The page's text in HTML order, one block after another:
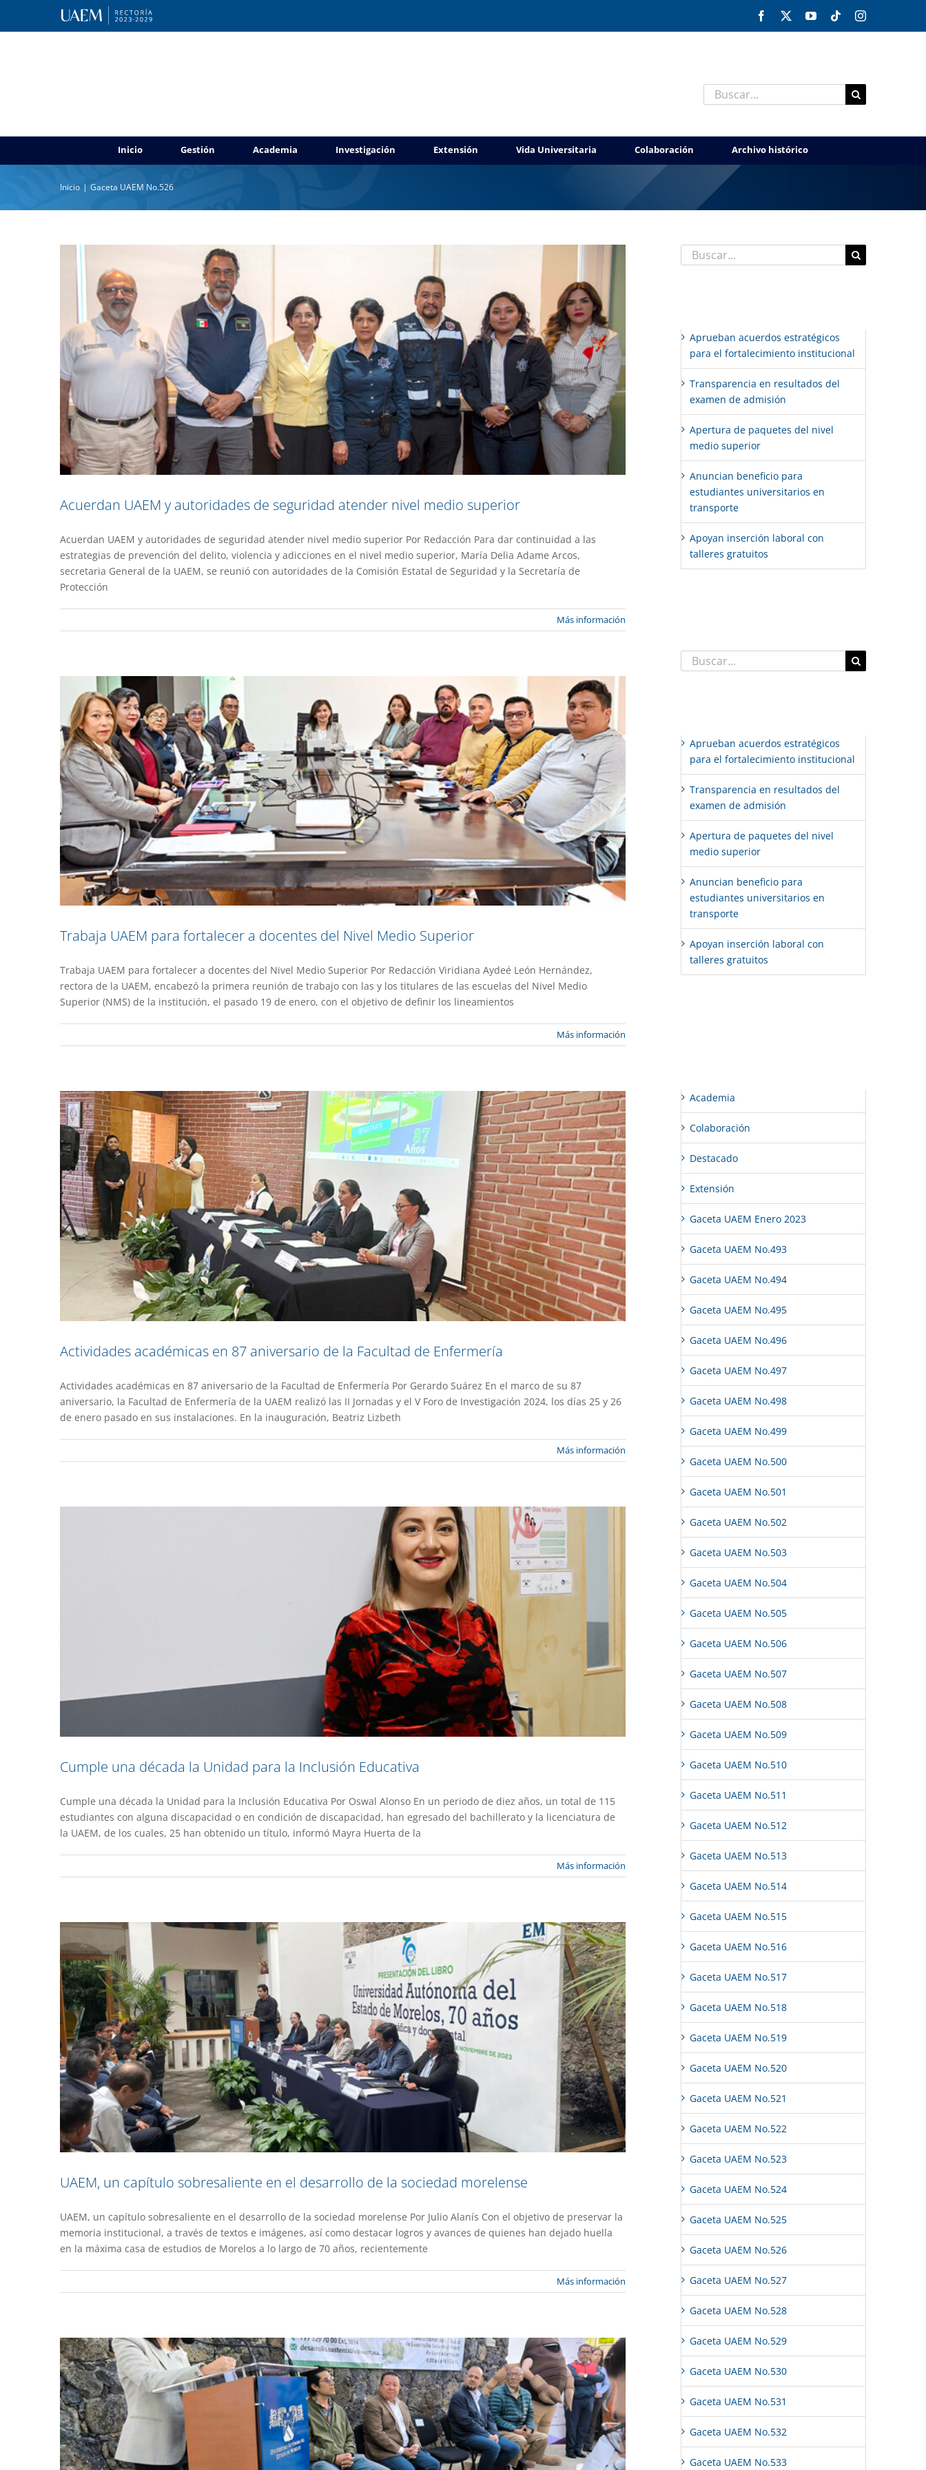
Facebook YouTubeTiktokInstagram
Buscar:
Inicio Gestión Academia Investigación Extensión Vida Universitaria Colaboración Archivo histórico
Inicio Gaceta UAEM No.526
Acuerdan UAEM y autoridades de seguridad atender nivel medio superior
Gaceta UAEM No.526
Acuerdan UAEM y autoridades de seguridad atender nivel medio superior
Acuerdan UAEM y autoridades de seguridad atender nivel medio superior Por Redacción Para dar continuidad a las
estrategias de prevención del delito, violencia y adicciones en el nivel medio superior, María Delia Adame Arcos,
secretaria General de la UAEM, se reunió con autoridades de la Comisión Estatal de Seguridad y la Secretaría de
Protección
Más información
Trabaja UAEM para fortalecer a docentes del Nivel Medio Superior
Trabaja UAEM para fortalecer a docentes del Nivel Medio Superior
Trabaja UAEM para fortalecer a docentes del Nivel Medio Superior Por Redacción Viridiana Aydeé León Hernández,
rectora de la UAEM, encabezó la primera reunión de trabajo con las y los titulares de las escuelas del Nivel Medio
Superior (NMS) de la institución, el pasado 19 de enero, con el objetivo de definir los lineamientos
Más información
Actividades académicas en 87 aniversario de la Facultad de Enfermería
Gaceta UAEM No.526 Gestión
Actividades académicas en 87 aniversario de la Facultad de Enfermería
Actividades académicas en 87 aniversario de la Facultad de Enfermería Por Gerardo Suárez En el marco de su 87
aniversario, la Facultad de Enfermería de la UAEM realizó las II Jornadas y el V Foro de Investigación 2024, los días 25 y 26
de enero pasado en sus instalaciones. En la inauguración, Beatriz Lizbeth
Más información
Cumple una década la Unidad para la Inclusión Educativa
Gaceta UAEM No.526 Gestión
Cumple una década la Unidad para la Inclusión Educativa
Cumple una década la Unidad para la Inclusión Educativa Por Oswal Alonso En un periodo de diez años, un total de 115
estudiantes con alguna discapacidad o en condición de discapacidad, han egresado del bachillerato y la licenciatura de
la UAEM, de los cuales, 25 han obtenido un título, informó Mayra Huerta de la
Más información
UAEM, un capítulo sobresaliente en el desarrollo de la sociedad morelense
Gaceta UAEM No.526 Gestión
UAEM, un capítulo sobresaliente en el desarrollo de la sociedad morelense
UAEM, un capítulo sobresaliente en el desarrollo de la sociedad morelense Por Julio Alanís Con el objetivo de preservar la
memoria institucional, a través de textos e imágenes, así como destacar logros y avances de quienes han dejado huella
en la máxima casa de estudios de Morelos a lo largo de 70 años, recientemente
Más información
Inicia campaña de acopio de árboles de navidad 2024
Academia Gaceta UAEM No.526
Buscar:
Aprueban acuerdos estratégicos
para el fortalecimiento institucional
Transparencia en resultados del
examen de admisión
Apertura de paquetes del nivel
medio superior
Anuncian beneficio para
estudiantes universitarios en
transporte
Apoyan inserción laboral con
talleres gratuitos
Buscar:
Aprueban acuerdos estratégicos
para el fortalecimiento institucional
Transparencia en resultados del
examen de admisión
Apertura de paquetes del nivel
medio superior
Anuncian beneficio para
estudiantes universitarios en
transporte
Apoyan inserción laboral con
talleres gratuitos
Academia
Colaboración
Destacado
Extensión
Gaceta UAEM Enero 2023
Gaceta UAEM No.493
Gaceta UAEM No.494
Gaceta UAEM No.495
Gaceta UAEM No.496
Gaceta UAEM No.497
Gaceta UAEM No.498
Gaceta UAEM No.499
Gaceta UAEM No.500
Gaceta UAEM No.501
Gaceta UAEM No.502
Gaceta UAEM No.503
Gaceta UAEM No.504
Gaceta UAEM No.505
Gaceta UAEM No.506
Gaceta UAEM No.507
Gaceta UAEM No.508
Gaceta UAEM No.509
Gaceta UAEM No.510
Gaceta UAEM No.511
Gaceta UAEM No.512
Gaceta UAEM No.513
Gaceta UAEM No.514
Gaceta UAEM No.515
Gaceta UAEM No.516
Gaceta UAEM No.517
Gaceta UAEM No.518
Gaceta UAEM No.519
Gaceta UAEM No.520
Gaceta UAEM No.521
Gaceta UAEM No.522
Gaceta UAEM No.523
Gaceta UAEM No.524
Gaceta UAEM No.525
Gaceta UAEM No.526
Gaceta UAEM No.527
Gaceta UAEM No.528
Gaceta UAEM No.529
Gaceta UAEM No.530
Gaceta UAEM No.531
Gaceta UAEM No.532
Gaceta UAEM No.533